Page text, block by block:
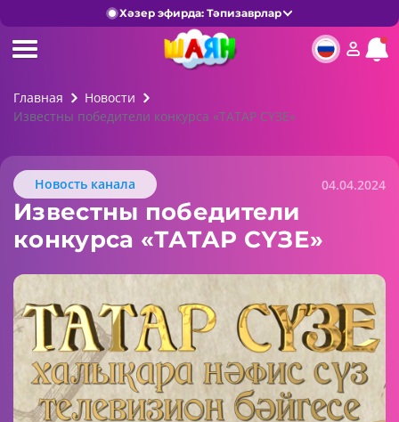
Хәзер эфирда: Тәпизаврлар
Главная
Новости
Известны победители конкурса «ТАТАР СҮЗЕ»
Новость канала 04.04.2024
Известны победители
конкурса «ТАТАР СҮЗЕ»